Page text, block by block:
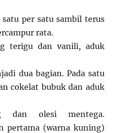
per satu sambil terus
rata.
terigu dan vanili, aduk
dua bagian. Pada satu
cokelat bubuk dan aduk
dan olesi mentega.
pertama (warna kuning)